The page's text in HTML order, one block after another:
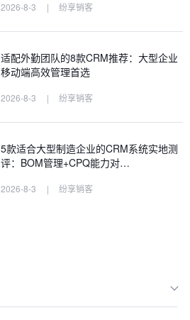
一、现状之痛：老旧CRM系统如何成为
2026-8-3 | 纷享销客
适配外勤团队的8款CRM推荐：大型企业
移动端高效管理首选
2026-8-3 | 纷享销客
5款适合大型制造企业的CRM系统实地测
评：BOM管理+CPQ能力对…
2026-8-3 | 纷享销客